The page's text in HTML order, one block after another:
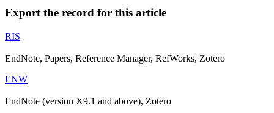
Export the record for this article
RIS
EndNote, Papers, Reference Manager, RefWorks, Zotero
ENW
EndNote (version X9.1 and above), Zotero